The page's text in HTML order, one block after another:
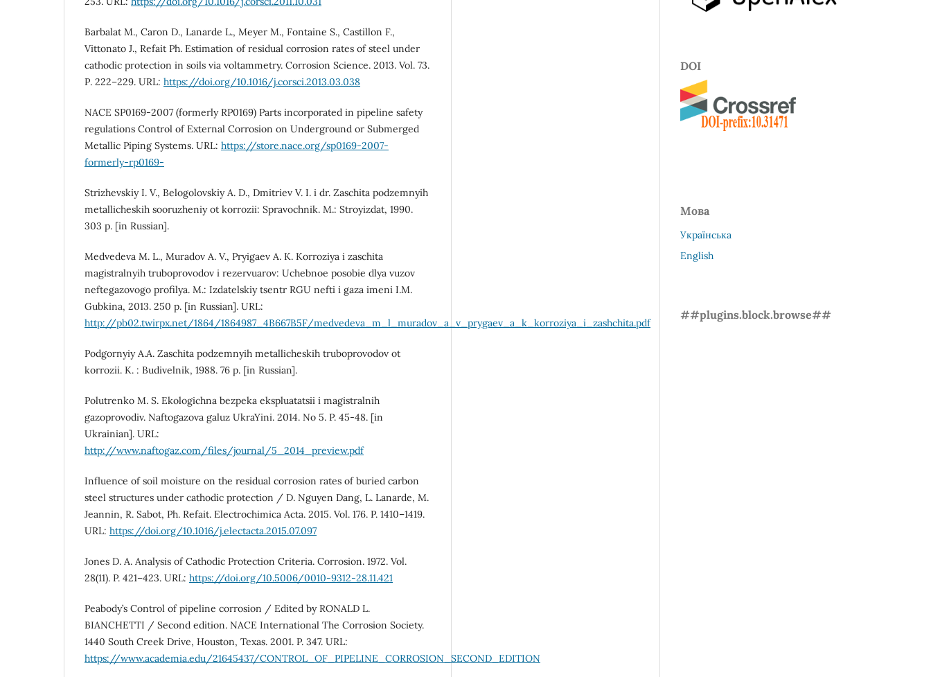
Barbalat M., Caron D., Lanarde L., Meyer M., Fontaine S., Castillon F.,
Vittonato J., Refait Ph. Estimation of residual corrosion rates of steel under
cathodic protection in soils via voltammetry. Corrosion Science. 2013. Vol. 73.
Р. 222–229. URL: https://doi.org/10.1016/j.corsci.2013.03.038
NACE SP0169-2007 (formerly RP0169) Parts incorporated in pipeline safety
regulations Control of External Corrosion on Underground or Submerged
Metallic Piping Systems. URL: https://store.nace.org/sp0169-2007-
formerly-rp0169-
Strizhevskiy I. V., Belogolovskiy A. D., Dmitriev V. I. i dr. Zaschita podzemnyih
metallicheskih sooruzheniy ot korrozii: Spravochnik. M.: Stroyizdat, 1990.
303 p. [in Russian].
Medvedeva M. L., Muradov A. V., Pryigaev A. K. Korroziya i zaschita
magistralnyih truboprovodov i rezervuarov: Uchebnoe posobie dlya vuzov
neftegazovogo profilya. M.: Izdatelskiy tsentr RGU nefti i gaza imeni I.M.
Gubkina, 2013. 250 p. [in Russian]. URL:
http://pb02.twirpx.net/1864/1864987_4B667B5F/medvedeva_m_l_muradov_a_v_prygaev_a_k_korroziya_i_zashchita.pdf
Podgornyiy A.A. Zaschita podzemnyih metallicheskih truboprovodov ot
korrozii. K. : Budivelnik, 1988. 76 p. [in Russian].
Polutrenko M. S. Ekologichna bezpeka ekspluatatsii i magistralnih
gazoprovodiv. Naftogazova galuz UkraYini. 2014. No 5. P. 45-48. [in
Ukrainian]. URL:
http://www.naftogaz.com/files/journal/5_2014_preview.pdf
Influence of soil moisture on the residual corrosion rates of buried carbon
steel structures under cathodic protection / D. Nguyen Dang, L. Lanarde, M.
Jeannin, R. Sabot, Ph. Refait. Electrochimica Acta. 2015. Vol. 176. P. 1410–1419.
URL: https://doi.org/10.1016/j.electacta.2015.07.097
Jones D. A. Analysis of Cathodic Protection Criteria. Corrosion. 1972. Vol.
28(11). P. 421–423. URL: https://doi.org/10.5006/0010-9312-28.11.421
Peabody’s Control of pipeline corrosion / Edited by RONALD L.
BIANCHETTI / Second edition. NACE International The Corrosion Society.
1440 South Creek Drive, Houston, Texas. 2001. P. 347. URL:
https://www.academia.edu/21645437/CONTROL_OF_PIPELINE_CORROSION_SECOND_EDITION
DOI
Мова
Українська
English
##plugins.block.browse##